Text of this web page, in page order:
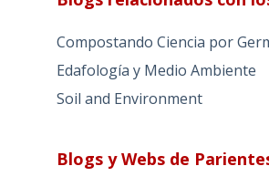
Compostando Ciencia por
Edafología y Medio Ambiente
Soil and Environment
Blogs y Webs de